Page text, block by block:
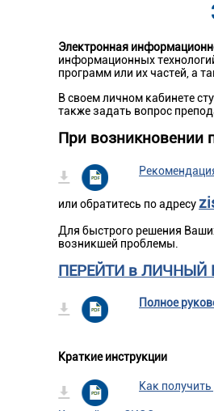
Электронная
информационных
программ или их частей, а
В своем личном кабинете
также задать вопрос
При возникновении
или обратитесь по адресу
Для быстрого решения
возникшей проблемы.
ПЕРЕЙТИ в ЛИЧНЫЙ
Полное
Краткие инструкции
Как